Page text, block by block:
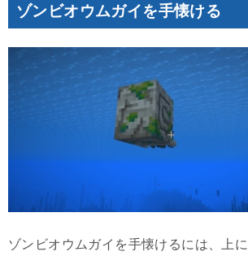
ゾンビオウムガイを手懐ける
ゾンビオウムガイを手懐けるには、上